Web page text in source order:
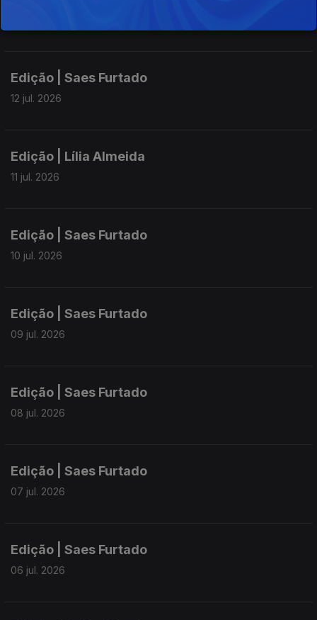
Edição | Saes Furtado
12 jul. 2026
Edição | Lília Almeida
11 jul. 2026
Edição | Saes Furtado
10 jul. 2026
Edição | Saes Furtado
09 jul. 2026
Edição | Saes Furtado
08 jul. 2026
Edição | Saes Furtado
07 jul. 2026
Edição | Saes Furtado
06 jul. 2026